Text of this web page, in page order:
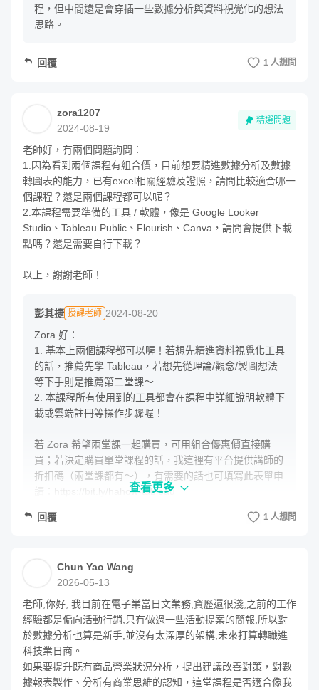
Q：重點商業圖表的關鍵製作原則？
Q：人人都可學會的圖表設計加工技巧
在課程前段學會說故事的方法與流程後，也會需要更認識每
種數據圖表的使用原則！不同圖表的使用都有其目的，搭配
顯出你的專業感。
核心價值四：學會四款好學、強大的資料視覺化工具
掌握概念後，這堂課也會帶領你實作幾款容易上手、也非常
首先是市占率高、常見的 Google Sheet，將會介紹許多隱
藏的好用技巧；也可以試試 Google 推出的商業分析工具
卻提供了豐富的視覺模組與儀表板功能；Flourish 是一款可
Canva，近年進步神速的視覺化軟體，也可以輸入資料進行
精緻圖表加工！
核心價值五：生成式 AI 的資料視覺化技巧
程，但中間還是會穿插一些數據分析與資料視覺化的想法
思路。
回覆 1 人想問
zora1207
2024-08-19
精選問題
老師好，有兩個問題詢問：
1.因為看到兩個課程有組合價，目前想要精進數據分析及數據
轉圖表的能力，已有excel相關經驗及證照，請問比較適合哪一
個課程？還是兩個課程都可以呢？
2.本課程需要準備的工具 / 軟體，像是 Google Looker
Studio、Tableau Public、Flourish、Canva，請問會提供下載
點嗎？還是需要自行下載？
以上，謝謝老師！
彭其捷 授課老師 2024-08-20
Zora 好：
1. 基本上兩個課程都可以喔！若想先精進資料視覺化工具
的話，推薦先學 Tableau，若想先從理論/觀念/製圖想法
等下手則是推薦第二堂課～
2. 本課程所有使用到的工具都會在課程中詳細說明軟體下
載或雲端註冊等操作步驟喔！
若 Zora 希望兩堂課一起購買，可用組合優惠價直接購
買；若決定購買單堂課程的話，我這裡有平台提供講師的
折扣碼（兩堂課都有～），有需要的話也可填寫此表單申
請：https://bit.ly/hahow-tableau
謝謝，希望有回答到您的問題～
查看更多
回覆 1 人想問
Chun Yao Wang
2026-05-13
老師,你好, 我目前在電子業當日文業務,資歷還很淺,之前的工作
經驗都是偏向活動行銷,只有做過一些活動提案的簡報,所以對
於數據分析也算是新手,並沒有太深厚的架構,未來打算轉職進
科技業日商。
如果要提升既有商品營業狀況分析，提出建議改善對策，對數
據報表製作、分析有商業思維的認知，這堂課程是否適合像我